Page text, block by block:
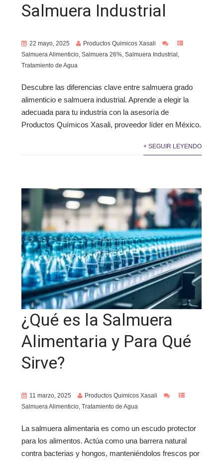
Salmuera Industrial
22 mayo, 2025
Productos Quimicos Xasali
Salmuera Alimenticio, Salmuera 26%, Salmuera Industrial ,
Tratamiento de Agua
Descubre las diferencias clave entre salmuera grado
alimenticio e salmuera industrial. Aprende a elegir la
adecuada para tu industria con la asesoría de
Productos Químicos Xasali, proveedor líder en México.
+ SEGUIR LEYENDO
¿Qué es la Salmuera
Alimentaria y Para Qué
Sirve?
11 marzo, 2025
Productos Quimicos Xasali
Salmuera Alimenticio, Tratamiento de Agua
La salmuera alimentaria es como un escudo protector
para los alimentos. Actúa como una barrera natural
contra bacterias y hongos, manteniéndolos frescos por